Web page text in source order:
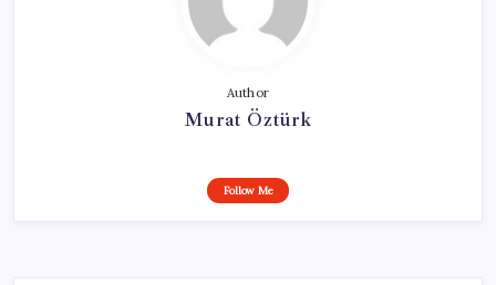
Author
Murat Öztürk
Follow Me